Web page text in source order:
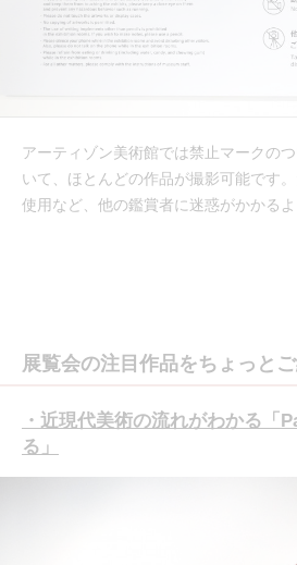
アーティゾン美術館では禁止マークの
いて、ほとんどの作品が撮影可能です
使用など、他の鑑賞者に迷惑がかかるよ
展覧会の注目作品をちょっとご
・近現代美術の流れがわかる「
る」